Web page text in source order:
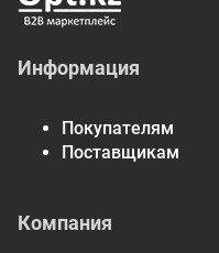
Информация
Покупателям
Поставщикам
Компания